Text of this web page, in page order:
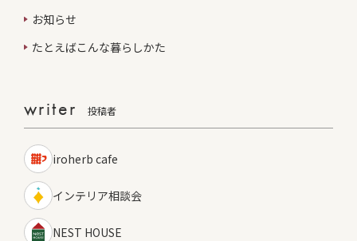
お知らせ
たとえばこんな暮らしかた
writer 投稿者
iroherb cafe
インテリア相談会
NEST HOUSE